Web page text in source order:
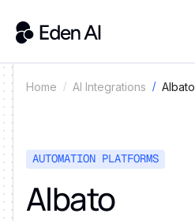
Home AI Integrations Albato
AUTOMATION PLATFORMS
Albato